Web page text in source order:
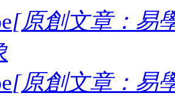
[原創文章：易
[原創文章：易